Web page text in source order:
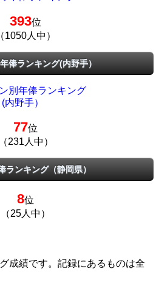
393位
（1050人中）
俸ランキング(内野手）
別年俸ランキング
(内野手）
77位
（231人中）
ランキング（静岡県）
8位
（25人中）
成績です。記録にあるものは全